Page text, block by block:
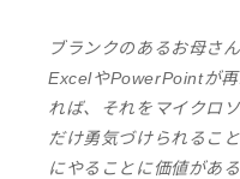
ブランクのあるお母さ
ExcelやPowerPointが
れば、それをマイクロ
だけ勇気づけられるこ
にやることに価値があ